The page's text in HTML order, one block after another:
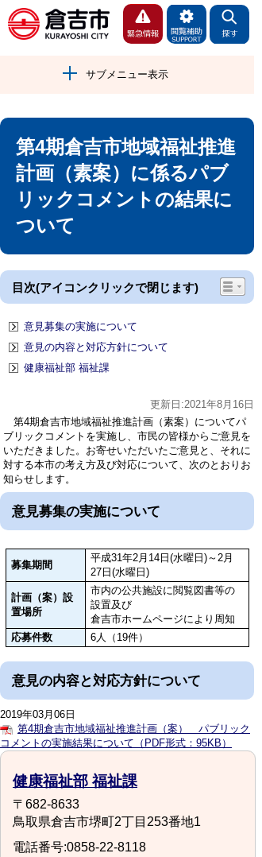
サブメニュー表示
第4期倉吉市地域福祉推進
計画（素案）に係るパブ
リックコメントの結果に
ついて
目次(アイコンクリックで閉じます)
意見募集の実施について
意見の内容と対応方針について
健康福祉部 福祉課
更新日:2021年8月16日
第4期倉吉市地域福祉推進計画（素案）についてパ
ブリックコメントを実施し、市民の皆様からご意見を
いただきました。お寄せいただいたご意見と、それに
対する本市の考え方及び対応について、次のとおりお
知らせします。
意見募集の実施について
募集期間
平成31年2月14日(水曜日)～2月
27日(水曜日)
計画（案）設
置場所
市内の公共施設に閲覧図書等の
設置及び
倉吉市ホームページにより周知
応募件数
6人（19件）
意見の内容と対応方針について
2019年03月06日
第4期倉吉市地域福祉推進計画（案） パブリック
コメントの実施結果について（PDF形式：95KB）
健康福祉部 福祉課
〒682-8633
鳥取県倉吉市堺町2丁目253番地1
電話番号:0858-22-8118